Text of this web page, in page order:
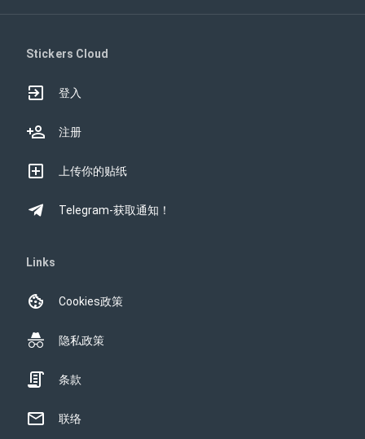
Stickers Cloud
登入
注册
上传你的贴纸
Telegram-获取通知！
Links
Cookies政策
隐私政策
条款
联络